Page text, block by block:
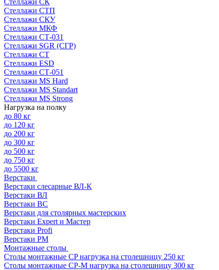
Стеллажи СК
Стеллажи СТП
Стеллажи СКУ
Стеллажи МКФ
Стеллажи СТ-031
Стеллажи SGR (СГР)
Стеллажи СТ
Стеллажи ESD
Стеллажи СТ-051
Стеллажи MS Hard
Стеллажи MS Standart
Стеллажи MS Strong
Нагрузка на полку
до 80 кг
до 120 кг
до 200 кг
до 300 кг
до 500 кг
до 750 кг
до 5500 кг
Верстаки
Верстаки слесарные ВЛ-К
Верстаки ВЛ
Верстаки ВС
Верстаки для столярных мастерских
Верстаки Expert и Мастер
Верстаки Profi
Верстаки РМ
Монтажные столы
Столы монтажные СP нагрузка на столешницу 250 кг
Столы монтажные СР-М нагрузка на столешницу 300 кг